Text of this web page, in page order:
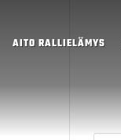
AITO RALLIELÄMYS